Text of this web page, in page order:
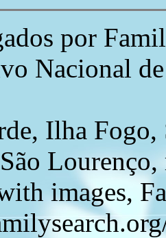
por
Nacional
Ilha
images,